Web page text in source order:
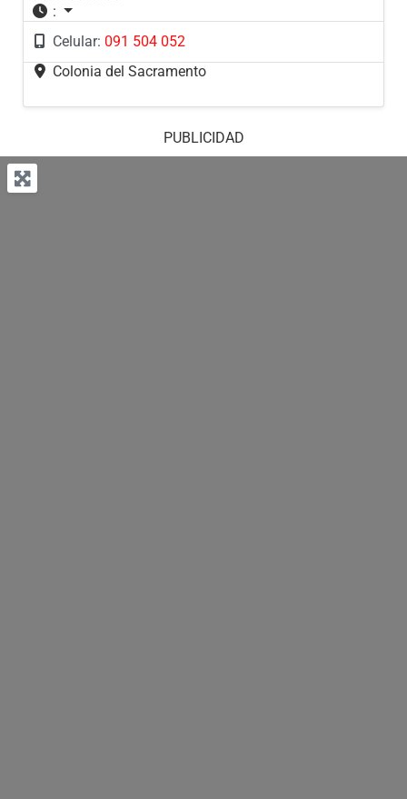
:
Celular: 091 504 052
Colonia del Sacramento
PUBLICIDAD